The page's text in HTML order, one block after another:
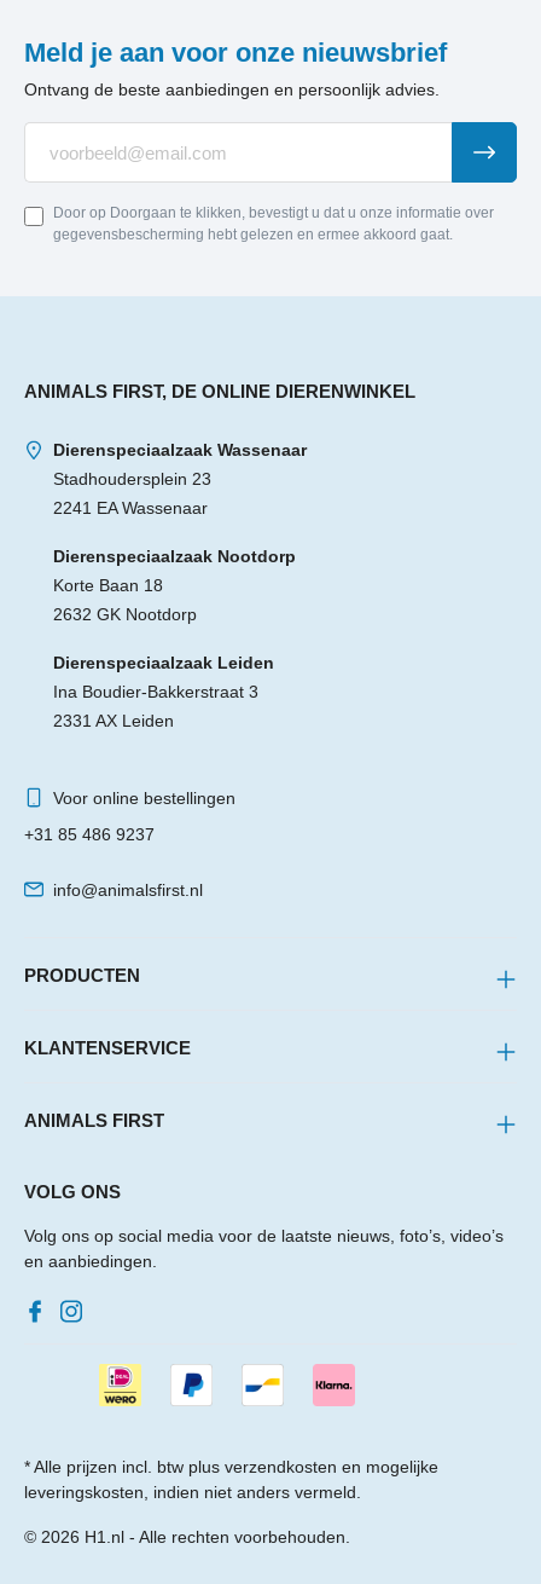
Meld je aan voor onze nieuwsbrief
Ontvang de beste aanbiedingen en persoonlijk advies.
Door op Doorgaan te klikken, bevestigt u dat u onze informatie over
gegevensbescherming hebt gelezen en ermee akkoord gaat.
ANIMALS FIRST, DE ONLINE DIERENWINKEL
Dierenspeciaalzaak Wassenaar
Stadhoudersplein 23
2241 EA Wassenaar
Dierenspeciaalzaak Nootdorp
Korte Baan 18
2632 GK Nootdorp
Dierenspeciaalzaak Leiden
Ina Boudier-Bakkerstraat 3
2331 AX Leiden
Voor online bestellingen
+31 85 486 9237
info@animalsfirst.nl
PRODUCTEN
KLANTENSERVICE
ANIMALS FIRST
VOLG ONS
Volg ons op social media voor de laatste nieuws, foto’s, video’s
en aanbiedingen.
* Alle prijzen incl. btw plus verzendkosten en mogelijke
leveringskosten, indien niet anders vermeld.
© 2026 H1.nl - Alle rechten voorbehouden.